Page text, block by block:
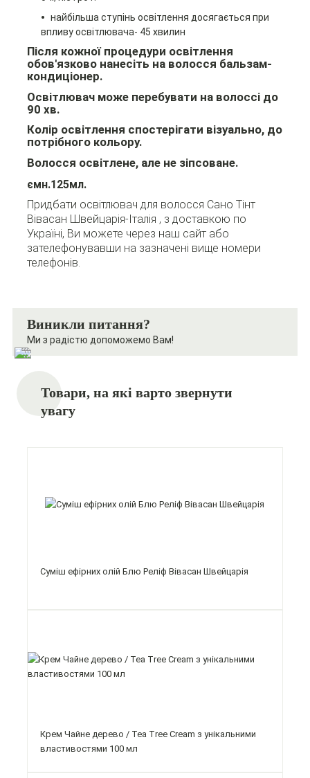
найбільша ступінь освітлення досягається при
впливу освітлювача- 45 хвилин
Після кожної процедури освітлення
обов'язково нанесіть на волосся бальзам-
кондиціонер.
Освітлювач може перебувати на волоссі до
90 хв.
Колір освітлення спостерігати візуально, до
потрібного кольору.
Волосся освітлене, але не зіпсоване.
ємн.125мл.
Придбати освітлювач для волосся Сано Тінт
Вівасан Швейцарія-Італія , з доставкою по
Україні, Ви можете через наш сайт або
зателефонувавши на зазначені вище номери
телефонів.
Виникли питання?
Ми з радістю допоможемо Вам!
Товари, на які варто звернути
увагу
Суміш ефірних олій Блю Реліф Вівасан Швейцарія
Крем Чайне дерево / Tea Tree Cream з унікальними
властивостями 100 мл